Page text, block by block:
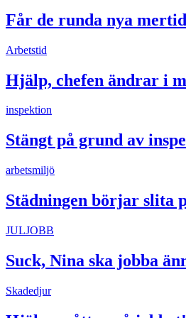
Får de runda nya
Arbetstid
Hjälp, chefen ändrar i
inspektion
Stängt på grund av
arbetsmiljö
Städningen börjar slita
JULJOBB
Suck, Nina ska jobba
Skadedjur